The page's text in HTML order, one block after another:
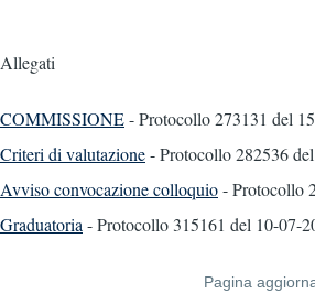
Allegati
COMMISSIONE- Protocollo 273131 del
Criteri di valutazione- Protocollo 282536
Avviso convocazione colloquio- Protocollo
Graduatoria - Protocollo 315161 del 10-07-
Pagina